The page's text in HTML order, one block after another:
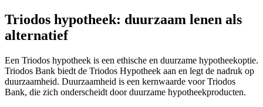
Triodos hypotheek: duurzaam lenen als
alternatief
Een Triodos hypotheek is een ethische en duurzame hypotheekoptie.
Triodos Bank biedt de Triodos Hypotheek aan en legt de nadruk op
duurzaamheid. Duurzaamheid is een kernwaarde voor Triodos
Bank, die zich onderscheidt door duurzame hypotheekproducten.